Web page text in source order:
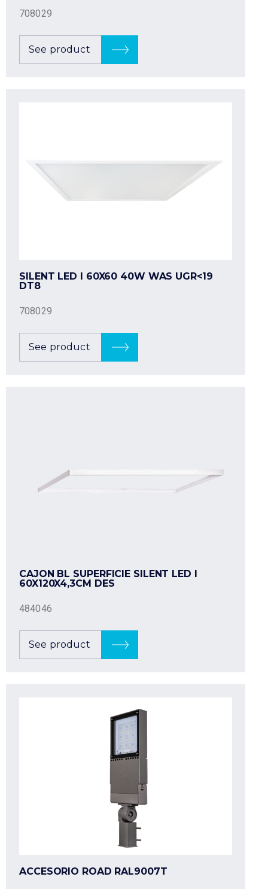
708029
See product
SILENT LED I 60X60 40W WAS UGR<19
DT8
708029
See product
CAJON BL SUPERFICIE SILENT LED I
60X120X4,3CM DES
484046
See product
ACCESORIO ROAD RAL9007T